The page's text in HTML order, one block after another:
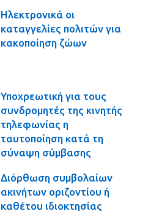
Ηλεκτρονικά οι
καταγγελίες πολιτών για
κακοποίηση ζώων
Υποχρεωτική για τους
συνδρομητές της κινητής
τηλεφωνίας η
ταυτοποίηση κατά τη
σύναψη σύμβασης
Διόρθωση συμβολαίων
ακινήτων οριζοντίου ή
καθέτου ιδιοκτησίας